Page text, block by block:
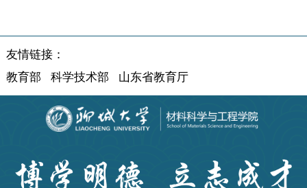
友情链接：
教育部
科学技术部 山东省教育厅